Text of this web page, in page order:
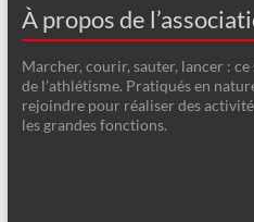
À propos de
Marcher, courir, sauter, lancer :
de l’athlétisme. Pratiqués en
rejoindre pour réaliser des
les grandes fonctions.